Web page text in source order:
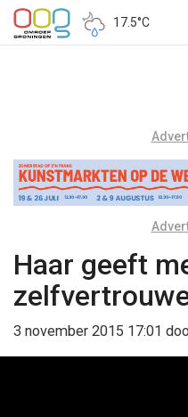
17.5°C
Haar geeft
3 november 2015 17:01